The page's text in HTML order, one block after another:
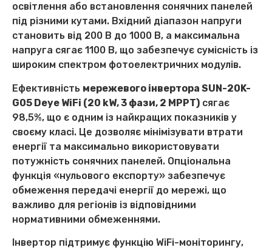
освітлення або встановлення сонячних панелей
під різними кутами. Вхідний діапазон напруги
становить від 200 В до 1000 В, а максимальна
напруга сягає 1100 В, що забезпечує сумісність із
широким спектром фотоелектричних модулів.
Ефективність мережевого інвертора SUN-20K-
G05 Deye WiFi (20 kW, 3 фази, 2 MPPT) сягає
98,5%, що є одним із найкращих показників у
своєму класі. Це дозволяє мінімізувати втрати
енергії та максимально використовувати
потужність сонячних панелей. Опціональна
функція «нульового експорту» забезпечує
обмеження передачі енергії до мережі, що
важливо для регіонів із відповідними
нормативними обмеженнями.
Інвертор підтримує функцію WiFi-моніторингу,